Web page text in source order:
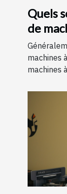
Quels
de
machines
machines